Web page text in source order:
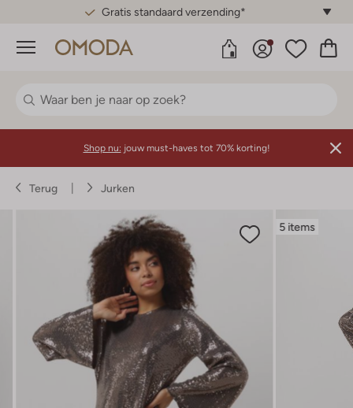
Gratis standaard verzending*
Menu
Shop nu: jouw must-haves tot 70% korting!
Terug Jurken
5 items